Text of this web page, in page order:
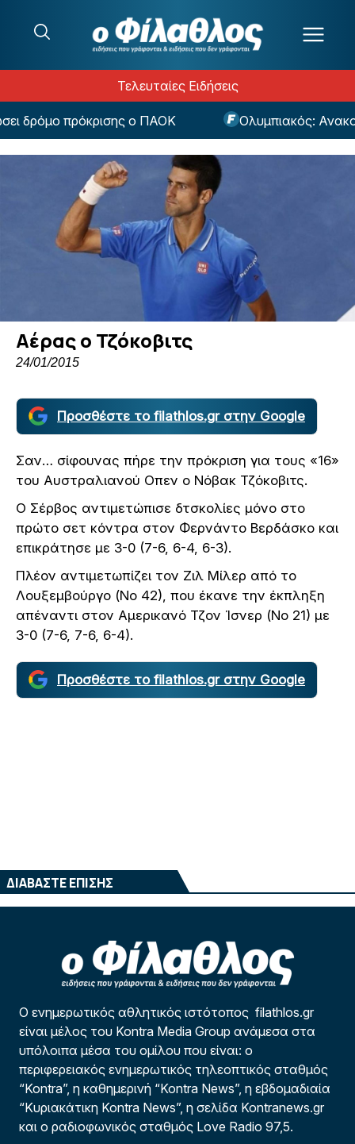
Τελευταίες Ειδήσεις
δρόμο πρόκρισης ο ΠΑΟΚ Ολυμπιακός:
Αέρας ο Τζόκοβιτς
24/01/2015
Προσθέστε το filathlos.gr στην Google
Σαν… σίφουνας πήρε την πρόκριση για τους «16»
του Αυστραλιανού Οπεν ο Νόβακ Τζόκοβιτς.
Ο Σέρβος αντιμετώπισε δτσκολίες μόνο στο
πρώτο σετ κόντρα στον Φερνάντο Βερδάσκο και
επικράτησε με 3-0 (7-6, 6-4, 6-3).
Πλέον αντιμετωπίζει τον Ζιλ Μίλερ από το
Λουξεμβούργο (Νο 42), που έκανε την έκπληξη
απέναντι στον Αμερικανό Τζον Ίσνερ (Νο 21) με
3-0 (7-6, 7-6, 6-4).
Προσθέστε το filathlos.gr στην Google
ΔΙΑΒΑΣΤΕ ΕΠΙΣΗΣ
Ο ενημερωτικός αθλητικός ιστότοπος filathlos.gr
είναι μέλος του Kontra Media Group ανάμεσα στα
υπόλοιπα μέσα του ομίλου που είναι: ο
περιφερειακός ενημερωτικός τηλεοπτικός σταθμός
“Kontra”, η καθημερινή “Kontra News”, η εβδομαδιαία
“Κυριακάτικη Kontra News”, η σελίδα Kontranews.gr
και ο ραδιοφωνικός σταθμός Love Radio 97,5.